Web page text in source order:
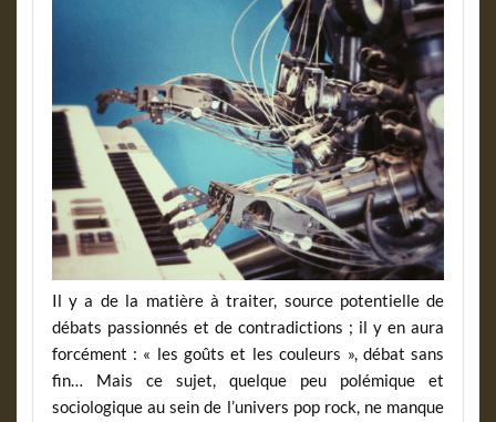
Il y a de la matière à traiter, source potentielle de
débats passionnés et de contradictions ; il y en aura
forcément : « les goûts et les couleurs », débat sans
fin… Mais ce sujet, quelque peu polémique et
sociologique au sein de l’univers pop rock, ne manque